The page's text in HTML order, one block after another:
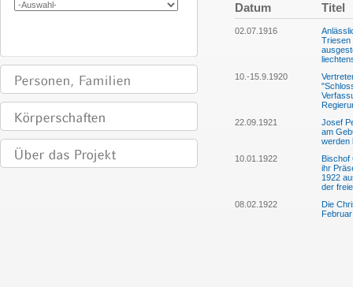
Datum Titel
02.07.1916
Triesen
10.-15.9.1920
22.09.1921
Josef
am
werden
10.01.1922
Bischof
ihr
1922
der
08.02.1922
Die